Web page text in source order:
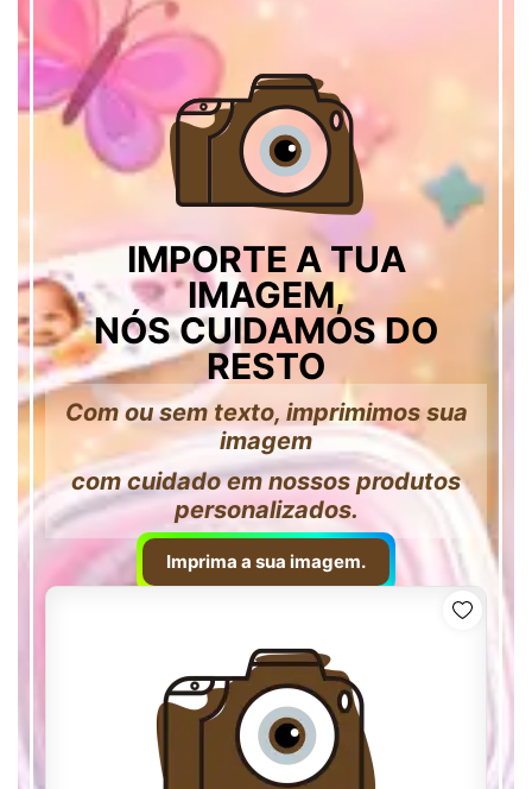
IMPORTE A TUA
IMAGEM,
NÓS CUIDAMOS DO
RESTO
Com ou sem texto, imprimimos sua
imagem
com cuidado em nossos produtos
personalizados.
Imprima a sua imagem.